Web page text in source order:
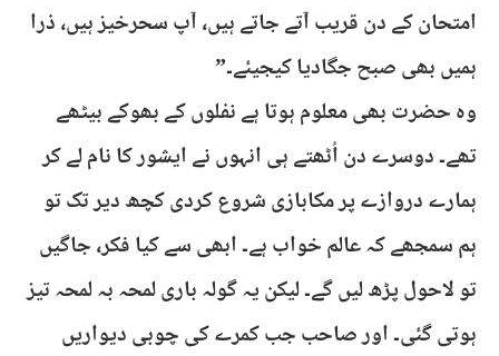
امتحان کے دن قریب آتے جاتے ہیں، آپ سحرخیز ہیں، ذرا
ہمیں بھی صبح جگادیا کیجیئے۔”
وہ حضرت بھی معلوم ہوتا ہے نفلوں کے بھوکے بیٹھے
تھے۔ دوسرے دن اُٹھتے ہی انہوں نے ایشور کا نام لے کر
ہمارے دروازے پر مکابازی شروع کردی کچھ دیر تک تو
ہم سمجھے کہ عالم خواب ہے۔ ابھی سے کیا فکر، جاگیں
تو لاحول پڑھ لیں گے۔ لیکن یہ گولہ باری لمحہ بہ لمحہ تیز
ہوتی گئی۔ اور صاحب جب کمرے کی چوبی دیواریں